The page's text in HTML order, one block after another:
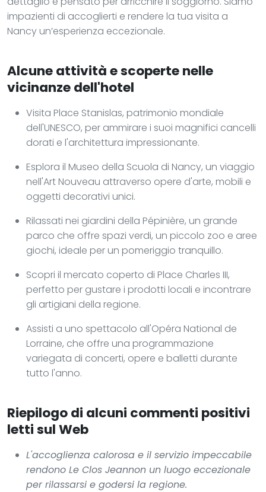
impazienti di accoglierti e rendere la tua visita a
Nancy un’esperienza eccezionale.
Alcune attività e scoperte nelle
vicinanze dell'hotel
Visita Place Stanislas, patrimonio mondiale
dell'UNESCO, per ammirare i suoi magnifici cancelli
dorati e l'architettura impressionante.
Esplora il Museo della Scuola di Nancy, un viaggio
nell'Art Nouveau attraverso opere d'arte, mobili e
oggetti decorativi unici.
Rilassati nei giardini della Pépinière, un grande
parco che offre spazi verdi, un piccolo zoo e aree
giochi, ideale per un pomeriggio tranquillo.
Scopri il mercato coperto di Place Charles III,
perfetto per gustare i prodotti locali e incontrare
gli artigiani della regione.
Assisti a uno spettacolo all'Opéra National de
Lorraine, che offre una programmazione
variegata di concerti, opere e balletti durante
tutto l'anno.
Riepilogo di alcuni commenti positivi
letti sul Web
L'accoglienza calorosa e il servizio impeccabile
rendono Le Clos Jeannon un luogo eccezionale
per rilassarsi e godersi la regione.